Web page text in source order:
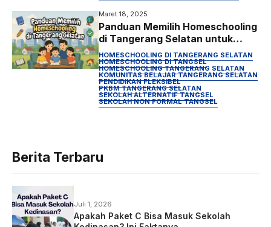
Maret 18, 2025
Panduan Memilih Homeschooling
di Tangerang Selatan untuk
Anak SD–SMA
HOMESCHOOLING DI TANGERANG SELATAN
HOMESCHOOLING DI TANGSEL
HOMESCHOOLING TANGERANG SELATAN
KOMUNITAS BELAJAR TANGERANG SELATAN
PENDIDIKAN FLEKSIBEL
PKBM TANGERANG SELATAN
SEKOLAH ALTERNATIF TANGSEL
SEKOLAH NON FORMAL TANGSEL
Berita Terbaru
Juli 1, 2026
Apakah Paket C Bisa Masuk Sekolah